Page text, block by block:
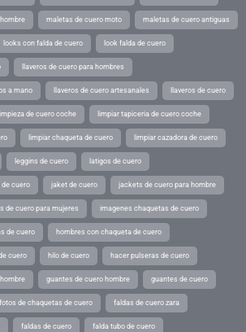
maletas de cuero moto maletas de cuero antiguas
looks con falda de cuero look falda de cuero
llaveros de cuero para hombres
a mano llaveros de cuero artesanales llaveros de cuero
limpieza de cuero coche limpiar tapiceria de cuero coche
limpiar chaqueta de cuero limpiar cazadora de cuero
leggins de cuero latigos de cuero
de cuero jaket de cuero jackets de cuero para hombre
de cuero para mujeres imagenes chaquetas de cuero
de cuero hombres con chaqueta de cuero
cuero hilo de cuero hacer pulseras de cuero
guantes de cuero hombre guantes de cuero
fotos de chaquetas de cuero faldas de cuero zara
faldas de cuero falda tubo de cuero